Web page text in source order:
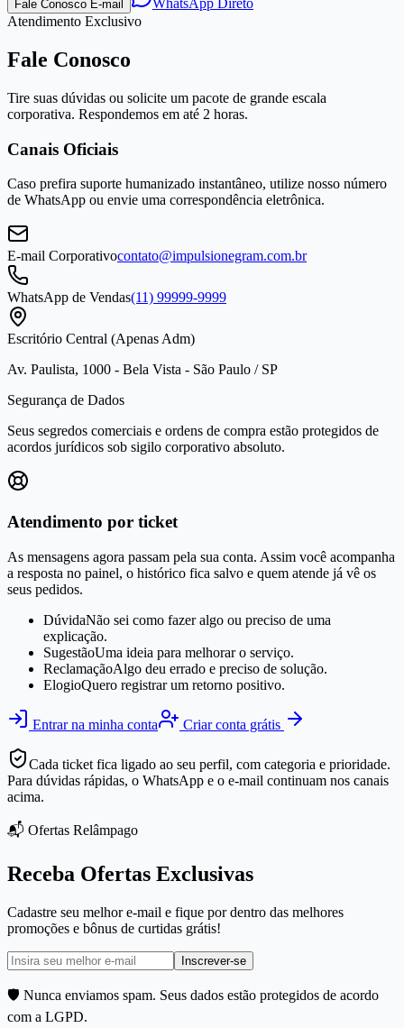
Fale Conosco E-mail
WhatsApp Direto
Atendimento Exclusivo
Fale Conosco
Tire suas dúvidas ou solicite um pacote de grande escala
corporativa. Respondemos em até 2 horas.
Canais Oficiais
Caso prefira suporte humanizado instantâneo, utilize nosso número
de WhatsApp ou envie uma correspondência eletrônica.
E-mail Corporativocontato@impulsionegram.com.br
WhatsApp de Vendas(11) 99999-9999
Escritório Central (Apenas Adm)
Av. Paulista, 1000 - Bela Vista - São Paulo / SP
Segurança de Dados
Seus segredos comerciais e ordens de compra estão protegidos de
acordos jurídicos sob sigilo corporativo absoluto.
Atendimento por ticket
As mensagens agora passam pela sua conta. Assim você acompanha
a resposta no painel, o histórico fica salvo e quem atende já vê os
seus pedidos.
DúvidaNão sei como fazer algo ou preciso de uma
explicação.
SugestãoUma ideia para melhorar o serviço.
ReclamaçãoAlgo deu errado e preciso de solução.
ElogioQuero registrar um retorno positivo.
Entrar na minha conta Criar conta grátis
Cada ticket fica ligado ao seu perfil, com categoria e prioridade.
Para dúvidas rápidas, o WhatsApp e o e-mail continuam nos canais
acima.
📬 Ofertas Relâmpago
Receba Ofertas Exclusivas
Cadastre seu melhor e-mail e fique por dentro das melhores
promoções e bônus de curtidas grátis!
Inscrever-se
🛡️ Nunca enviamos spam. Seus dados estão protegidos de acordo
com a LGPD.